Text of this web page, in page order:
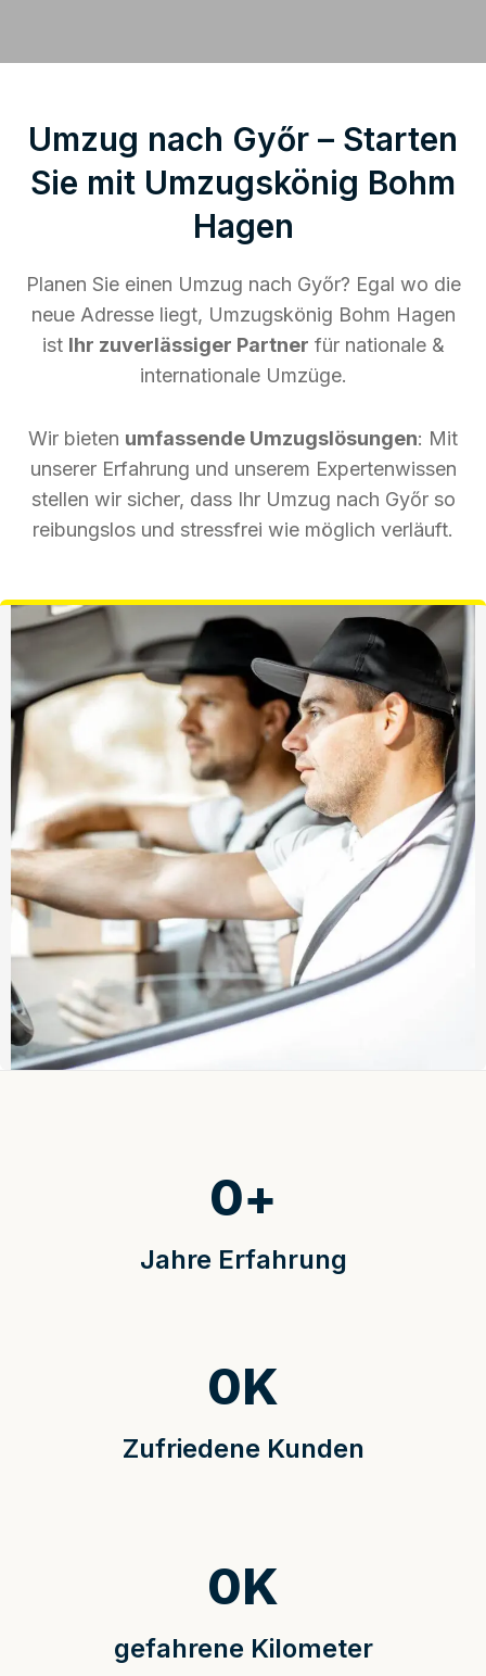
Umzug nach Győr – Starten
Sie mit Umzugskönig Bohm
Hagen
Planen Sie einen Umzug nach Győr? Egal wo die
neue Adresse liegt, Umzugskönig Bohm Hagen
ist Ihr zuverlässiger Partner für nationale &
internationale Umzüge.
Wir bieten umfassende Umzugslösungen: Mit
unserer Erfahrung und unserem Expertenwissen
stellen wir sicher, dass Ihr Umzug nach Győr so
reibungslos und stressfrei wie möglich verläuft.
Jahre Erfahrung
0+
Zufriedene Kunden
0K
gefahrene Kilometer
0K